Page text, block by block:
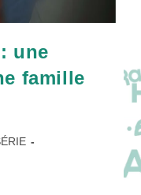
une
famille